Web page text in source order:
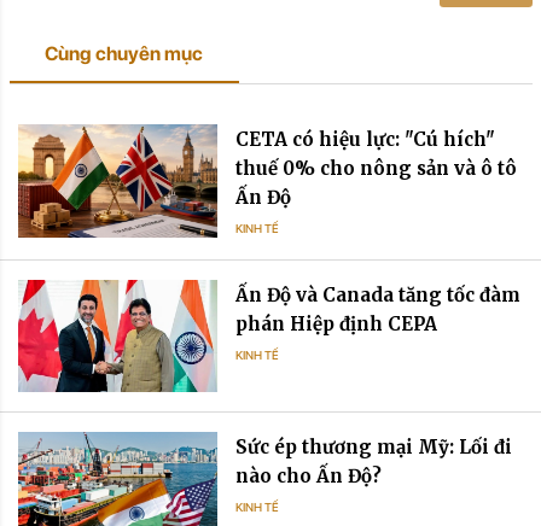
Cùng chuyên mục
CETA có hiệu lực: "Cú hích"
thuế 0% cho nông sản và ô tô
Ấn Độ
KINH TẾ
Ấn Độ và Canada tăng tốc đàm
phán Hiệp định CEPA
KINH TẾ
Sức ép thương mại Mỹ: Lối đi
nào cho Ấn Độ?
KINH TẾ